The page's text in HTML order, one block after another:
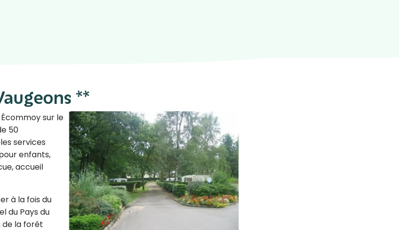
**
sur le
50
services
enfants,
accueil
à la fois du
du Pays du
de la forêt